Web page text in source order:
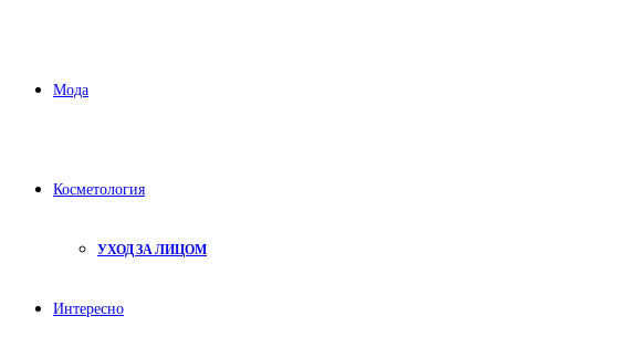
Мода
Косметология
УХОД ЗА ЛИЦОМ
Интересно